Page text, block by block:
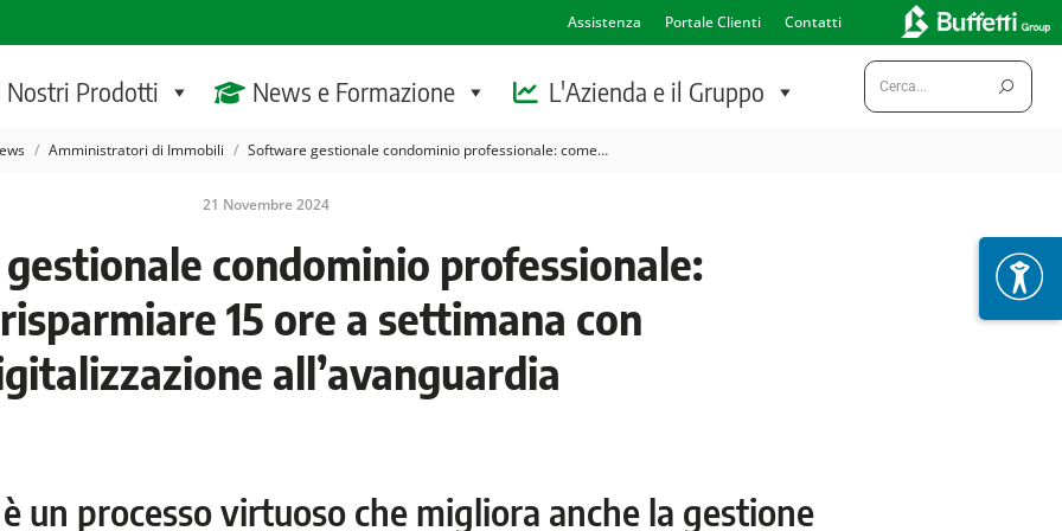
Assistenza Portale Clienti Contatti
Nostri Prodotti News e Formazione L'Azienda e il Gruppo
Cerca:
Amministratori di Immobili Software gestionale condominio professionale: come…
21 Novembre 2024
condominio professionale:
15 ore a settimana con
all’avanguardia
un processo virtuoso che migliora anche la gestione